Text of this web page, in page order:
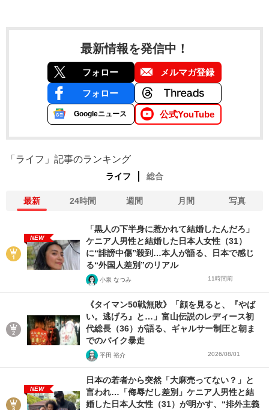
最新情報を発信中！
フォロー メルマガ登録
フォロー
Googleニュース 公式YouTube
「ライフ」記事のランキング
ライフ 総合
最新 24時間 週間 月間 写真
NEW
「黒人の下半身に惹かれて結婚したんだろ」
ケニア人男性と結婚した日本人女性（31）
に“誹謗中傷”殺到…本人が語る、日本で感じ
る“外国人差別”のリアル
小泉 なつみ 11時間前
《タイマン50戦無敗》「顔を見ると、『やば
い。逃げろ』と…」富山伝説のレディース初
代総長（36）が語る、ギャルサー制圧と朝ま
でのバイク暴走
平田 裕介 2026/08/01
NEW
日本の若者から突然「大麻売ってない？」と
言われ…「侮辱だし差別」ケニア人男性と結
婚した日本人女性（31）が明かす、“排外主義